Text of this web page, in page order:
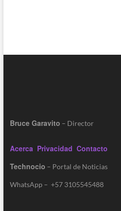
Bruce Garavito – Director
Acerca Privacidad Contacto
Technocio – Portal de Noticias
WhatsApp – +57 3105545488